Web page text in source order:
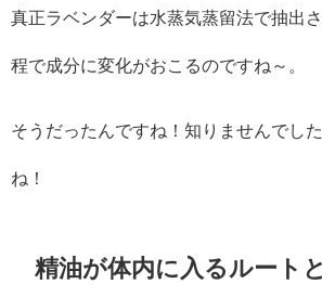
真正ラベンダーは水蒸気蒸留法で抽出
程で成分に変化がおこるのですね～。
そうだったんですね！知りませんでし
ね！
精油が体内に入るルート